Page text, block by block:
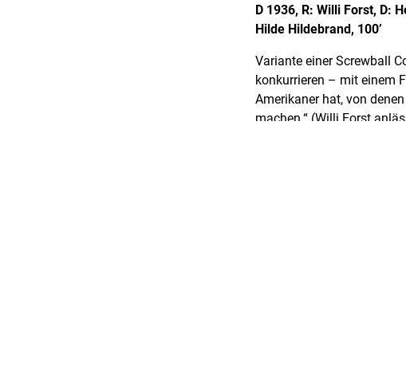
D 1936, R: Willi Forst, D:
Hilde Hildebrand, 100’
Variante einer Screwball
konkurrieren – mit einem
Amerikaner hat, von
machen.“ (Willi Forst